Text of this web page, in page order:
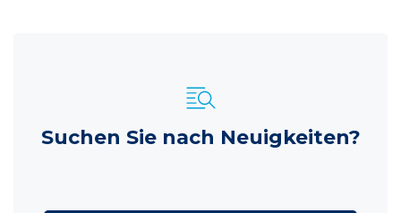
Suchen Sie nach Neuigkeiten?